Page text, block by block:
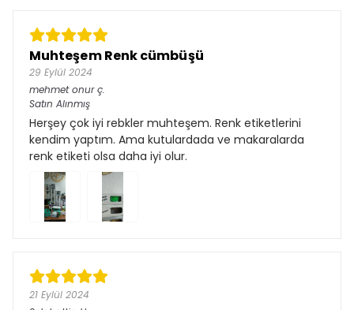
Muhteşem Renk cümbüşü
29 Eylül 2024
mehmet onur ç.
Satın Alınmış
Herşey çok iyi rebkler muhteşem. Renk etiketlerini
kendim yaptım. Ama kutulardada ve makaralarda
renk etiketi olsa daha iyi olur.
21 Eylül 2024